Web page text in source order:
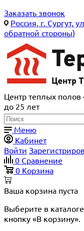
Заказать звонок
Россия, г. Сургут,
обратной стороны)
Центр теплых полов
до 25 лет
Меню
Кабинет
Войти
0 Сравнение
0 Корзина
Ваша корзина пуста
Выберите в
кнопку «В корзину».